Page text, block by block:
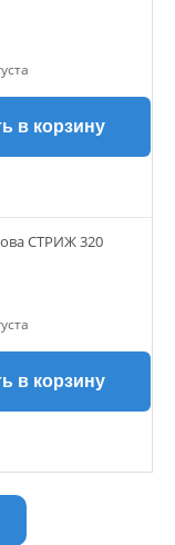
в корзину
СТРИЖ 320
в корзину